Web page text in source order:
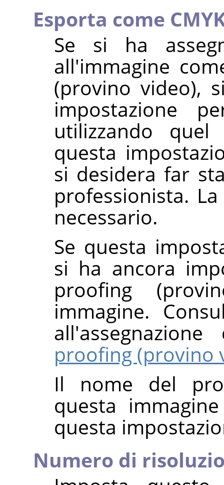
Esporta come
Se si ha
all'immagine
(provino video),
impostazione
utilizzando
questa
si desidera far
professionista.
necessario.
Se questa
si ha ancora
proofing
immagine.
proofing (provino
Il nome del
questa
questa
Numero di